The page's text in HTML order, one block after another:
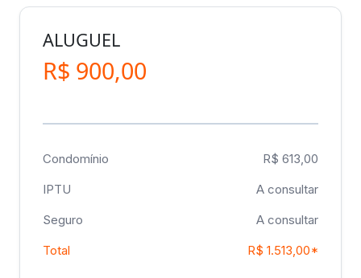
ALUGUEL
R$ 900,00
Condomínio
R$ 613,00
IPTU
A consultar
Seguro
A consultar
Total
R$ 1.513,00*